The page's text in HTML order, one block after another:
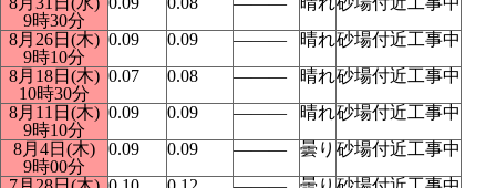
9時30分
8月26日(木)
9時10分
0.09 0.09 ――― 晴れ砂場付近工事中
8月18日(木)
10時30分
0.07 0.08 ――― 晴れ砂場付近工事中
8月11日(木)
9時10分
0.09 0.09 ――― 晴れ砂場付近工事中
8月4日(木)
9時00分
0.09 0.09 ――― 曇り 砂場付近工事中